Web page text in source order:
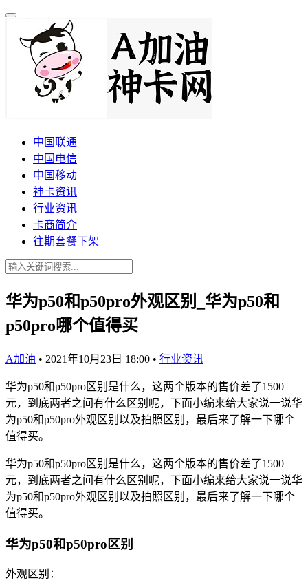
中国联通
中国电信
中国移动
神卡资讯
行业资讯
卡商简介
往期套餐下架
华为p50和p50pro外观区别_华为p50和
p50pro哪个值得买
A加油 • 2021年10月23日 18:00 • 行业资讯
华为p50和p50pro区别是什么，这两个版本的售价差了1500
元，到底两者之间有什么区别呢，下面小编来给大家说一说华
为p50和p50pro外观区别以及拍照区别，最后来了解一下哪个
值得买。
华为p50和p50pro区别是什么，这两个版本的售价差了1500
元，到底两者之间有什么区别呢，下面小编来给大家说一说华
为p50和p50pro外观区别以及拍照区别，最后来了解一下哪个
值得买。
华为p50和p50pro区别
外观区别：